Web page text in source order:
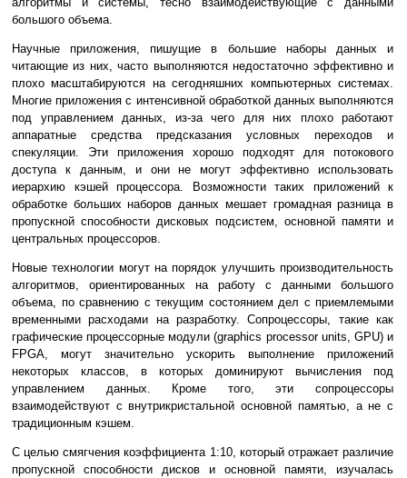
большого объема.
Научные приложения, пишущие в большие наборы данных и
читающие из них, часто выполняются недостаточно эффективно и
плохо масштабируются на сегодняшних компьютерных системах.
Многие приложения с интенсивной обработкой данных выполняются
под управлением данных, из-за чего для них плохо работают
аппаратные средства предсказания условных переходов и
спекуляции. Эти приложения хорошо подходят для потокового
доступа к данным, и они не могут эффективно использовать
иерархию кэшей процессора. Возможности таких приложений к
обработке больших наборов данных мешает громадная разница в
пропускной способности дисковых подсистем, основной памяти и
центральных процессоров.
Новые технологии могут на порядок улучшить производительность
алгоритмов, ориентированных на работу с данными большого
объема, по сравнению с текущим состоянием дел с приемлемыми
временными расходами на разработку. Сопроцессоры, такие как
графические процессорные модули (graphics processor units, GPU) и
FPGA, могут значительно ускорить выполнение приложений
некоторых классов, в которых доминируют вычисления под
управлением данных. Кроме того, эти сопроцессоры
взаимодействуют с внутрикристальной основной памятью, а не с
традиционным кэшем.
С целью смягчения коэффициента 1:10, который отражает различие
пропускной способности дисков и основной памяти, изучалась